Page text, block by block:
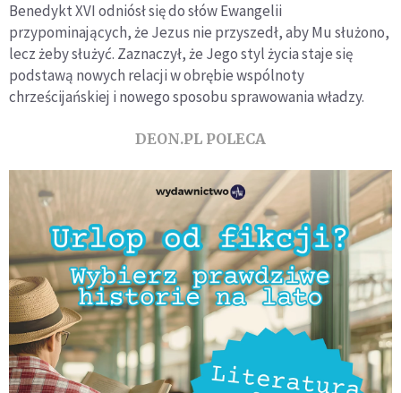
Benedykt XVI odniósł się do słów Ewangelii
przypominających, że Jezus nie przyszedł, aby Mu służono,
lecz żeby służyć. Zaznaczył, że Jego styl życia staje się
podstawą nowych relacji w obrębie wspólnoty
chrześcijańskiej i nowego sposobu sprawowania władzy.
DEON.PL POLECA